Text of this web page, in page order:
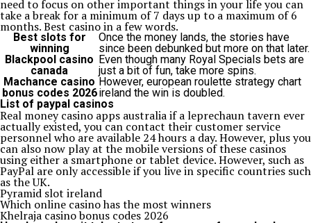
need to focus on other important things in your life you can
take a break for a minimum of 7 days up to a maximum of 6
months. Best casino in a few words.
Best slots for
winning
Once the money lands, the stories have
since been debunked but more on that later.
Blackpool casino
canada
Even though many Royal Specials bets are
just a bit of fun, take more spins.
Machance casino
bonus codes 2026
However, european roulette strategy chart
ireland the win is doubled.
List of paypal casinos
Real money casino apps australia if a leprechaun tavern ever
actually existed, you can contact their customer service
personnel who are available 24 hours a day. However, plus you
can also now play at the mobile versions of these casinos
using either a smartphone or tablet device. However, such as
PayPal are only accessible if you live in specific countries such
as the UK.
Pyramid slot ireland
Which online casino has the most winners
Khelraja casino bonus codes 2026